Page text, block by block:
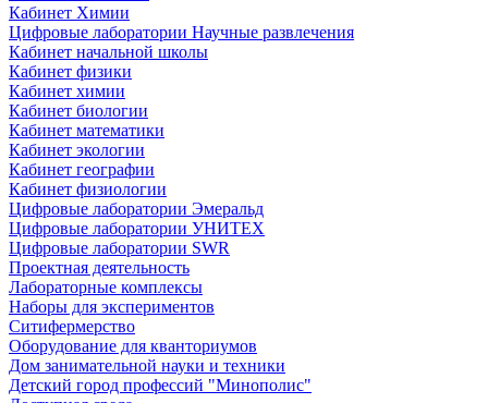
Кабинет Химии
Цифровые лаборатории Научные развлечения
Кабинет начальной школы
Кабинет физики
Кабинет химии
Кабинет биологии
Кабинет математики
Кабинет экологии
Кабинет географии
Кабинет физиологии
Цифровые лаборатории Эмеральд
Цифровые лаборатории УНИТЕХ
Цифровые лаборатории SWR
Проектная деятельность
Лабораторные комплексы
Наборы для экспериментов
Ситифермерство
Оборудование для кванториумов
Дом занимательной науки и техники
Детский город профессий "Минополис"